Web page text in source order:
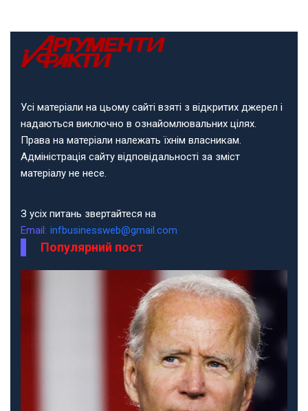
Усі матеріали на цьому сайті взяті з відкритих джерел і
надаються виключно в ознайомлювальних цілях.
Права на матеріали належать їхнім власникам.
Адміністрація сайту відповідальності за зміст
матеріалу не несе.
З усіх питань звертайтеся на
Email: infbusinessweb@gmail.com
Популярний пост